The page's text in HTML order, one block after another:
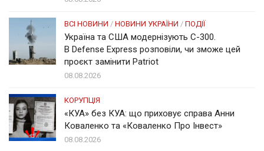
ВСІ НОВИНИ / НОВИНИ УКРАЇНИ / ПОДІЇ
Україна та США модернізують С-300.
В Defense Express розповіли, чи зможе цей
проєкт замінити Patriot
08.08.2026
КОРУПЦІЯ
«КУА» без КУА: що приховує справа Анни
Коваленко та «Коваленко Про Інвест»
08.08.2026